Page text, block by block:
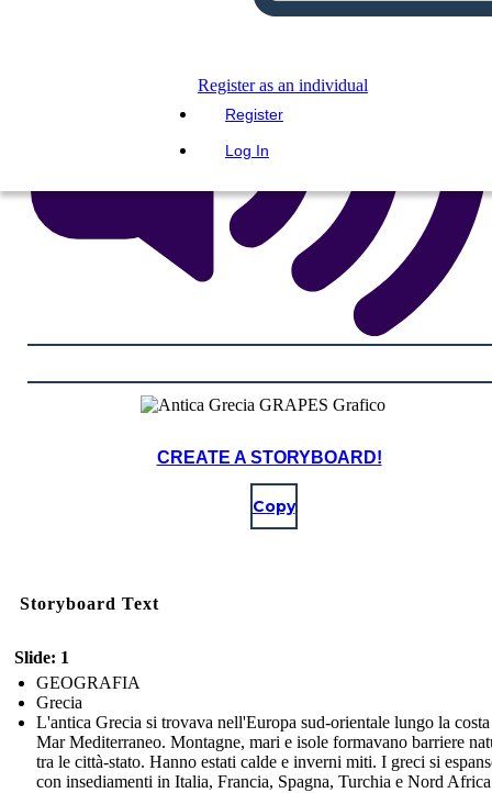
Register as an individual
Register
Log In
CREATE A STORYBOARD!
Copy
Storyboard Text
Slide: 1
GEOGRAFIA
Grecia
L'antica Grecia si trovava nell'Europa sud-orientale lungo la
Mar Mediterraneo. Montagne, mari e isole formavano barriere
tra le città-stato. Hanno estati calde e inverni miti. I greci si
con insediamenti in Italia, Francia, Spagna, Turchia e Nord